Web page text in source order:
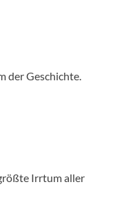
der Geschichte.
Irrtum aller